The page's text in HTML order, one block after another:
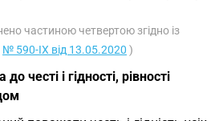
частиною четвертою згідно із
№ 590-IX від 13.05.2020 )
до честі і гідності, рівності